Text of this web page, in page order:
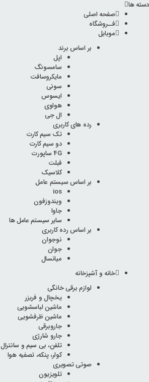
دسته ها
صفحه اصلی
فــروشگاه
موبایل
بر اساس برند
اپل
سامسونگ
مایکروسافت
سونی
ایسوس
هواوی
ال جی
رده های کاربری
تک سیم کارت
دو سیم کارت
4G ساپورت
فبلت
کلاسیک
بر اساس سیستم عامل
ios
ویندوزفون
جاوا
سایر سیستم عامل ها
بر اساس رده کاربری
نوجوان
جوان
میانسال
خانه و آشپزخانه
لوازم برقی خانگی
یخچال و فریزر
ماشین لباسشویی
ماشین ظرفشویی
جاروبرقی
جارو شارژی
تلفن، بی سیم و سانترال
کولر، پنکه، تصفیه هوا
صوتی تصویری
تلویزیون